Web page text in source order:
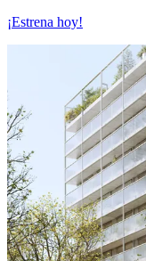
¡Estrena hoy!